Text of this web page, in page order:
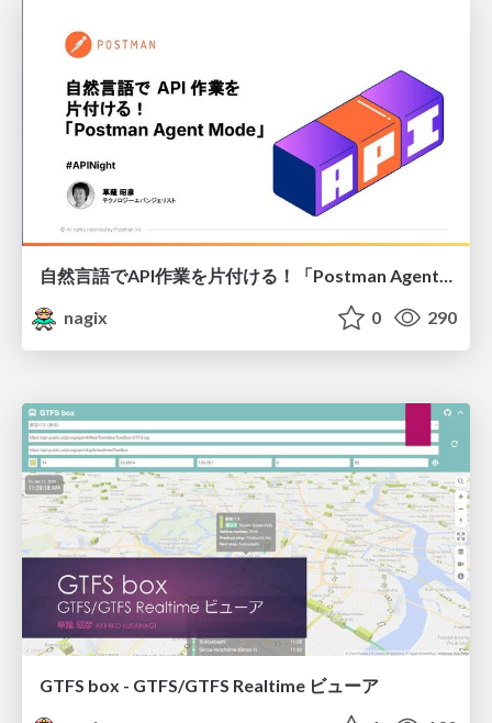
自然言語でAPI作業を片付ける！「Postman Agent Mode」
nagix
0 290
GTFS box - GTFS/GTFS Realtime ビューア